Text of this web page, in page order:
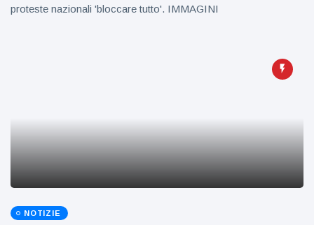
proteste nazionali 'bloccare tutto'. IMMAGINI
NOTIZIE